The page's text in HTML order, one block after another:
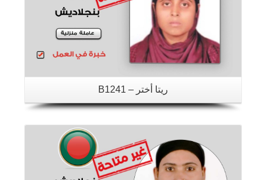
ريتا أختر – B1241